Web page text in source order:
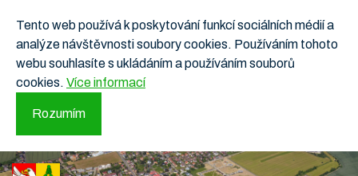
Tento web používá k poskytování funkcí sociálních médií a
analýze návštěvnosti soubory cookies. Používáním tohoto
webu souhlasíte s ukládáním a používáním souborů
cookies. Více informací
Rozumím